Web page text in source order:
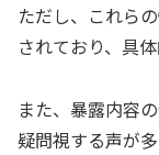
ただし、これら
されており、具
また、暴露内容
疑問視する声が